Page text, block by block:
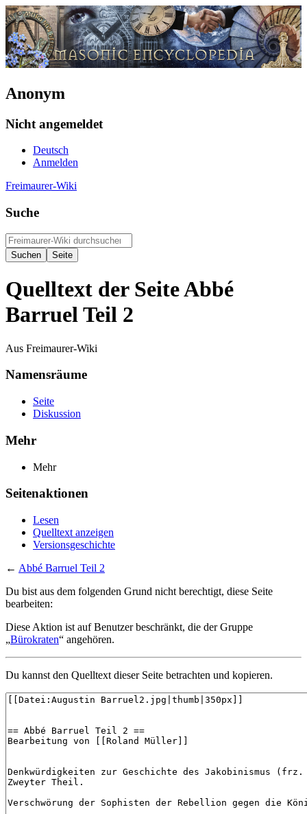
Anonym
Nicht angemeldet
Deutsch
Anmelden
Freimaurer-Wiki
Suche
Quelltext der Seite Abbé
Barruel Teil 2
Aus Freimaurer-Wiki
Namensräume
Seite
Diskussion
Mehr
Mehr
Seitenaktionen
Lesen
Quelltext anzeigen
Versionsgeschichte
← Abbé Barruel Teil 2
Du bist aus dem folgenden Grund nicht berechtigt, diese Seite
bearbeiten:
Diese Aktion ist auf Benutzer beschränkt, die der Gruppe
„Bürokraten“ angehören.
Du kannst den Quelltext dieser Seite betrachten und kopieren.